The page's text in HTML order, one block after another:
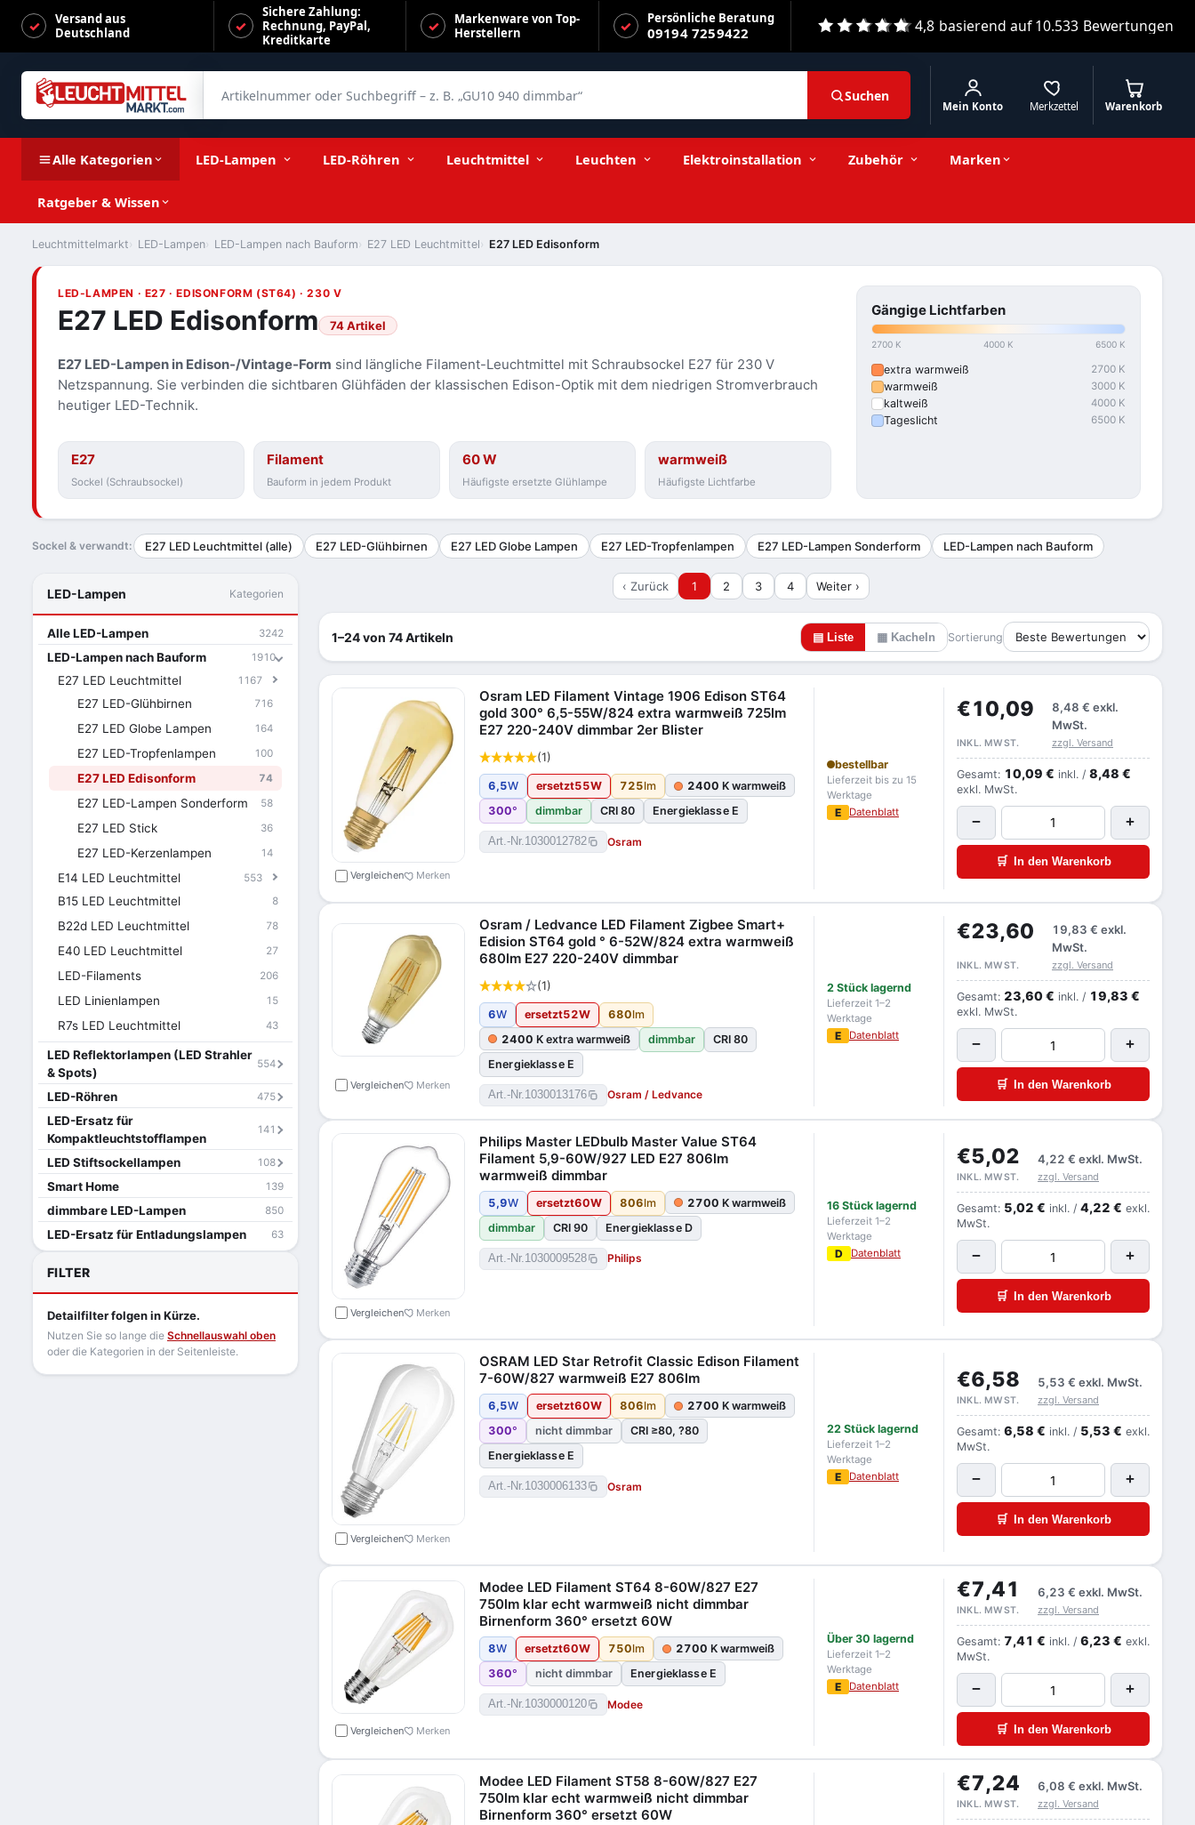
Versand aus
Deutschland
Sichere Zahlung:
Rechnung, PayPal,
Kreditkarte
Markenware von Top-
Herstellern
Persönliche Beratung
09194 7259422 4,8 basierend auf10.533 Bewertungen
Suchen
Merkzettel
Mein Konto Warenkorb
Alle Kategorien LED-Lampen LED-Röhren Leuchtmittel Leuchten Elektroinstallation Zubehör Marken
Ratgeber & Wissen
Leuchtmittelmarkt LED-Lampen LED-Lampen nach Bauform E27 LED Leuchtmittel E27 LED Edisonform
LED-LAMPEN · E27 · EDISONFORM (ST64) · 230 V
E27 LED Edisonform 74 Artikel
E27 LED-Lampen in Edison-/Vintage-Form sind längliche Filament-Leuchtmittel mit Schraubsockel E27 für 230 V
Netzspannung. Sie verbinden die sichtbaren Glühfäden der klassischen Edison-Optik mit dem niedrigen Stromverbrauch
heutiger LED-Technik.
E27
Sockel (Schraubsockel)
Filament
Bauform in jedem Produkt
60 W
Häufigste ersetzte Glühlampe
warmweiß
Häufigste Lichtfarbe
Gängige Lichtfarben
2700 K 4000 K 6500 K
extra warmweiß 2700 K
warmweiß 3000 K
kaltweiß 4000 K
Tageslicht 6500 K
Sockel & verwandt: E27 LED Leuchtmittel (alle) E27 LED-Glühbirnen E27 LED Globe Lampen E27 LED-Tropfenlampen E27 LED-Lampen Sonderform LED-Lampen nach Bauform
LED-Lampen Kategorien
Alle LED-Lampen 3242
LED-Lampen nach Bauform 1910
E27 LED Leuchtmittel 1167
E27 LED-Glühbirnen 716
E27 LED Globe Lampen 164
E27 LED-Tropfenlampen 100
E27 LED Edisonform 74
E27 LED-Lampen Sonderform 58
E27 LED Stick 36
E27 LED-Kerzenlampen 14
E14 LED Leuchtmittel 553
B15 LED Leuchtmittel 8
B22d LED Leuchtmittel 78
E40 LED Leuchtmittel 27
LED-Filaments 206
LED Linienlampen 15
R7s LED Leuchtmittel 43
LED Reflektorlampen (LED Strahler
& Spots)
554
LED-Röhren 475
LED-Ersatz für
Kompaktleuchtstofflampen
141
LED Stiftsockellampen 108
Smart Home 139
dimmbare LED-Lampen 850
LED-Ersatz für Entladungslampen 63
FILTER
Detailfilter folgen in Kürze.
Nutzen Sie so lange die Schnellauswahl oben
oder die Kategorien in der Seitenleiste.
‹ Zurück 1 2 3 4 Weiter ›
1–24 von 74 Artikeln ▤ Liste ▦ Kacheln Sortierung
Vergleichen Merken
Osram LED Filament Vintage 1906 Edison ST64
gold 300° 6,5-55W/824 extra warmweiß 725lm
E27 220-240V dimmbar 2er Blister
(1)
6,5W ersetzt55W 725lm 2400 K warmweiß
300° dimmbar CRI 80 Energieklasse E
Art.-Nr.1030012782 Osram
bestellbar
Lieferzeit bis zu 15
Werktage
E Datenblatt
€10,09 8,48 € exkl.
MwSt.
INKL. MWST. zzgl. Versand
Gesamt: 10,09 € inkl. / 8,48 €
exkl. MwSt.
− +
🛒 In den Warenkorb
Vergleichen Merken
Osram / Ledvance LED Filament Zigbee Smart+
Edision ST64 gold ° 6-52W/824 extra warmweiß
680lm E27 220-240V dimmbar
(1)
6W ersetzt52W 680lm
2400 K extra warmweiß dimmbar
CRI 80
Energieklasse E
Art.-Nr. 1030013176 Osram / Ledvance
2 Stück lagernd
Lieferzeit 1–2
Werktage
E Datenblatt
€23,60 19,83 € exkl.
MwSt.
INKL. MWST. zzgl. Versand
Gesamt: 23,60 € inkl. / 19,83 €
exkl. MwSt.
− +
🛒 In den Warenkorb
Vergleichen Merken
Philips Master LEDbulb Master Value ST64
Filament 5,9-60W/927 LED E27 806lm
warmweiß dimmbar
5,9W ersetzt60W 806lm 2700 K warmweiß
dimmbar
CRI 90 Energieklasse D
Art.-Nr. 1030009528 Philips
16 Stück lagernd
Lieferzeit 1–2
Werktage
D Datenblatt
€5,02 4,22 € exkl. MwSt.
INKL. MWST. zzgl. Versand
Gesamt: 5,02 € inkl. / 4,22 € exkl.
MwSt.
− +
🛒 In den Warenkorb
Vergleichen Merken
OSRAM LED Star Retrofit Classic Edison Filament
7-60W/827 warmweiß E27 806lm
6,5W ersetzt60W 806lm 2700 K warmweiß
300° nicht dimmbar
CRI ≥80, ?80
Energieklasse E
Art.-Nr.1030006133 Osram
22 Stück lagernd
Lieferzeit 1–2
Werktage
E Datenblatt
€6,58 5,53 € exkl. MwSt.
INKL. MWST. zzgl. Versand
Gesamt: 6,58 € inkl. / 5,53 € exkl.
MwSt.
− +
🛒 In den Warenkorb
Vergleichen Merken
Modee LED Filament ST64 8-60W/827 E27
750lm klar echt warmweiß nicht dimmbar
Birnenform 360° ersetzt 60W
8W ersetzt60W 750lm 2700 K warmweiß
360° nicht dimmbar Energieklasse E
Art.-Nr.1030000120 Modee
Über 30 lagernd
Lieferzeit 1–2
Werktage
E Datenblatt
€7,41 6,23 € exkl. MwSt.
INKL. MWST. zzgl. Versand
Gesamt: 7,41 € inkl. / 6,23 € exkl.
MwSt.
− +
🛒 In den Warenkorb
Modee LED Filament ST58 8-60W/827 E27
750lm klar echt warmweiß nicht dimmbar
Birnenform 360° ersetzt 60W
€7,24 6,08 € exkl. MwSt.
INKL. MWST. zzgl. Versand